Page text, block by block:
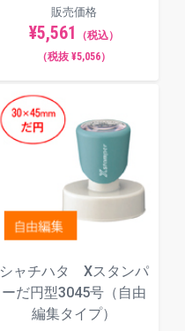
販売価格
¥5,561
（税込）
（税抜 ¥5,056）
シャチハタ Xスタンパ
ーだ円型3045号（自由
編集タイプ）